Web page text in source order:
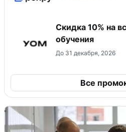
Скидка 10% на
обучения
До 31 декабря, 2026
Все